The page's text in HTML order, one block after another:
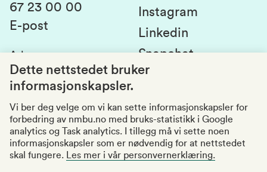
Studenttinget
Si fra om avvik
Kvalitet i utdanningen
67 23 00 00
E-post
Adresse:
Postboks 5003
1432 Ås
Organisasjonsnummer
969159570
Besøksadresser
Instagram
Linkedin
Snapchat
Tilgjengelighetserklæring
Dette nettstedet bruker
informasjonskapsler.
Vi ber deg velge om vi kan sette informasjonskapsler for
forbedring av nmbu.no med bruks-statistikk i Google
analytics og Task analytics. I tillegg må vi sette noen
informasjonskapsler som er nødvendig for at nettstedet
skal fungere.
Les mer i vår personvernerklæring.